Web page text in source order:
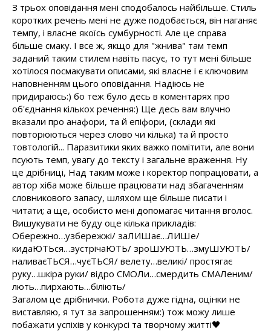
З трьох оповідання мені сподобалось найбільше. Стиль
коротких речень мені не дуже подобається, він наганяє
темпу, і власне якоїсь сумбурності. Але це справа
більше смаку. І все ж, якщо для "жнива" там темп
заданий таким стилем навіть пасує, то тут мені більше
хотілося посмакувати описами, які власне і є ключовим
наповненням цього оповідання. Надіюсь не
придираюсь:) бо теж було десь в коментарях про
об'єднання кількох речення:) Ще десь вам влучно
вказали про анафори, та й епіфори, (склади які
повторюються через слово чи кілька) та й просто
товтологій... Паразитики яких важко помітити, але вони
псують темп, увагу до тексту і загальне враження. Ну
це дрібниці, Над таким може і коректор попрацювати, а
автор хіба може більше працювати над збагаченням
словникового запасу, шляхом ще більше писати і
читати; а ще, особисто мені допомагає читання вголос.
Вишукувати не буду оце кілька прикладів:
Обережно…узбережжі/ заЛИШає…ЛИШе/
кидаЮТЬся…зустрічаЮТЬ/ зроШУЮТЬ…змуШУЮТЬ/
наливаєТЬСЯ…чуєТЬСЯ/ велету…великі/ простягає
руку…шкіра руки/ відро СМОЛи…смердить СМАЛеним/
лють…пирхають…біліють/
Загалом це дрібнички. Робота дуже гідна, оцінки не
виставляю, я тут за запрошенням:) тож можу лише
побажати успіхів у конкурсі та творчому житті🖤